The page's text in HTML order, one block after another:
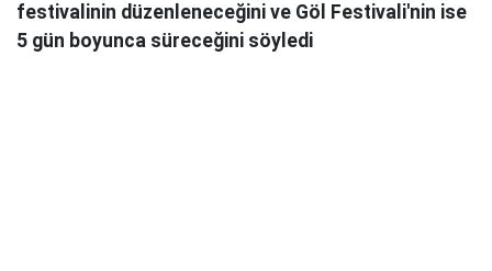
festivalinin düzenleneceğini ve Göl Festivali'nin ise
5 gün boyunca süreceğini söyledi